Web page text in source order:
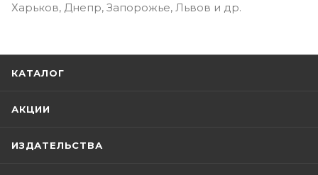
Харьков, Днепр, Запорожье, Львов и др.
КАТАЛОГ
АКЦИИ
ИЗДАТЕЛЬСТВА